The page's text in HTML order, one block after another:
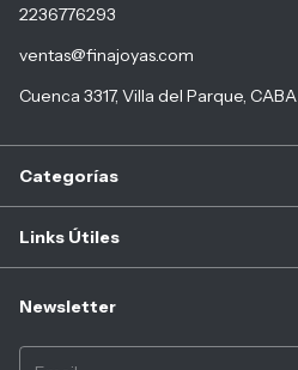
2236776293
ventas@finajoyas.com
Cuenca 3317, Villa del Parque, CABA
Categorías
Links Útiles
Newsletter